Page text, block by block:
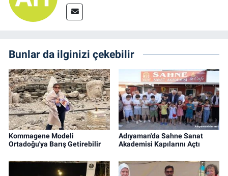
Bunlar da ilginizi çekebilir
Kommagene Modeli
Ortadoğu'ya Barış Getirebilir
Adıyaman'da Sahne Sanat
Akademisi Kapılarını Açtı